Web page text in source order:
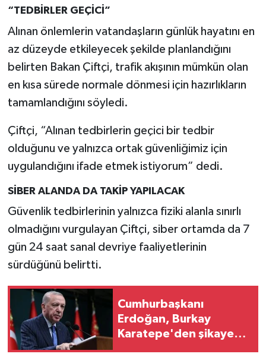
“TEDBİRLER GEÇİCİ”
Alınan önlemlerin vatandaşların günlük hayatını en
az düzeyde etkileyecek şekilde planlandığını
belirten Bakan Çiftçi, trafik akışının mümkün olan
en kısa sürede normale dönmesi için hazırlıkların
tamamlandığını söyledi.
Çiftçi, “Alınan tedbirlerin geçici bir tedbir
olduğunu ve yalnızca ortak güvenliğimiz için
uygulandığını ifade etmek istiyorum” dedi.
SİBER ALANDA DA TAKİP YAPILACAK
Güvenlik tedbirlerinin yalnızca fiziki alanla sınırlı
olmadığını vurgulayan Çiftçi, siber ortamda da 7
gün 24 saat sanal devriye faaliyetlerinin
sürdüğünü belirtti.
Cumhurbaşkanı
Erdoğan, Burkay
Karatepe'den şikayetçi